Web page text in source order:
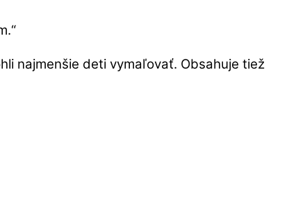
najmenšie deti vymaľovať. Obsahuje tiež